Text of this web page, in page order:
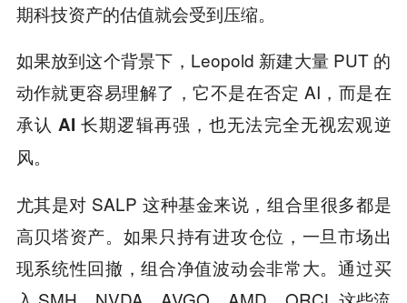
期科技资产的估值就会受到压缩。
如果放到这个背景下，Leopold 新建大量 PUT 的
动作就更容易理解了，它不是在否定 AI，而是在
承认 AI 长期逻辑再强，也无法完全无视宏观逆
风。
尤其是对 SALP 这种基金来说，组合里很多都是
高贝塔资产。如果只持有进攻仓位，一旦市场出
现系统性回撤，组合净值波动会非常大。通过买